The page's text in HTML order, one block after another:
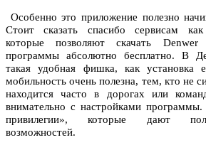
Особенно это приложение полезно
Стоит сказать спасибо сервисам как
которые позволяют скачать
программы абсолютно бесплатно. В
такая удобная фишка, как установка
мобильность очень полезна, тем, кто не
находится часто в дорогах или
внимательно с настройками программы.
привилегии», которые дают
возможностей.